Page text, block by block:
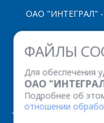
ФАЙЛЫ
Для обеспечения
ОАО
Подробнее об
отношении
ОАО "ИНТЕГРАЛ" -
ул. Казинца И.П.,
Факс: (+375
Рег. номер